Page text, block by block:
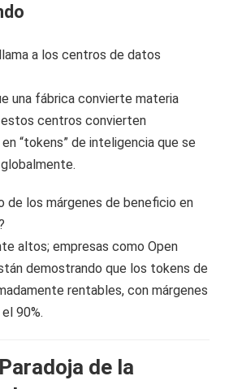
a los centros de datos
una fábrica convierte materia
centros convierten
“tokens” de inteligencia que se
de los márgenes de beneficio en
altos; empresas como Open
demostrando que los tokens de
rentables, con márgenes
90%.
de la